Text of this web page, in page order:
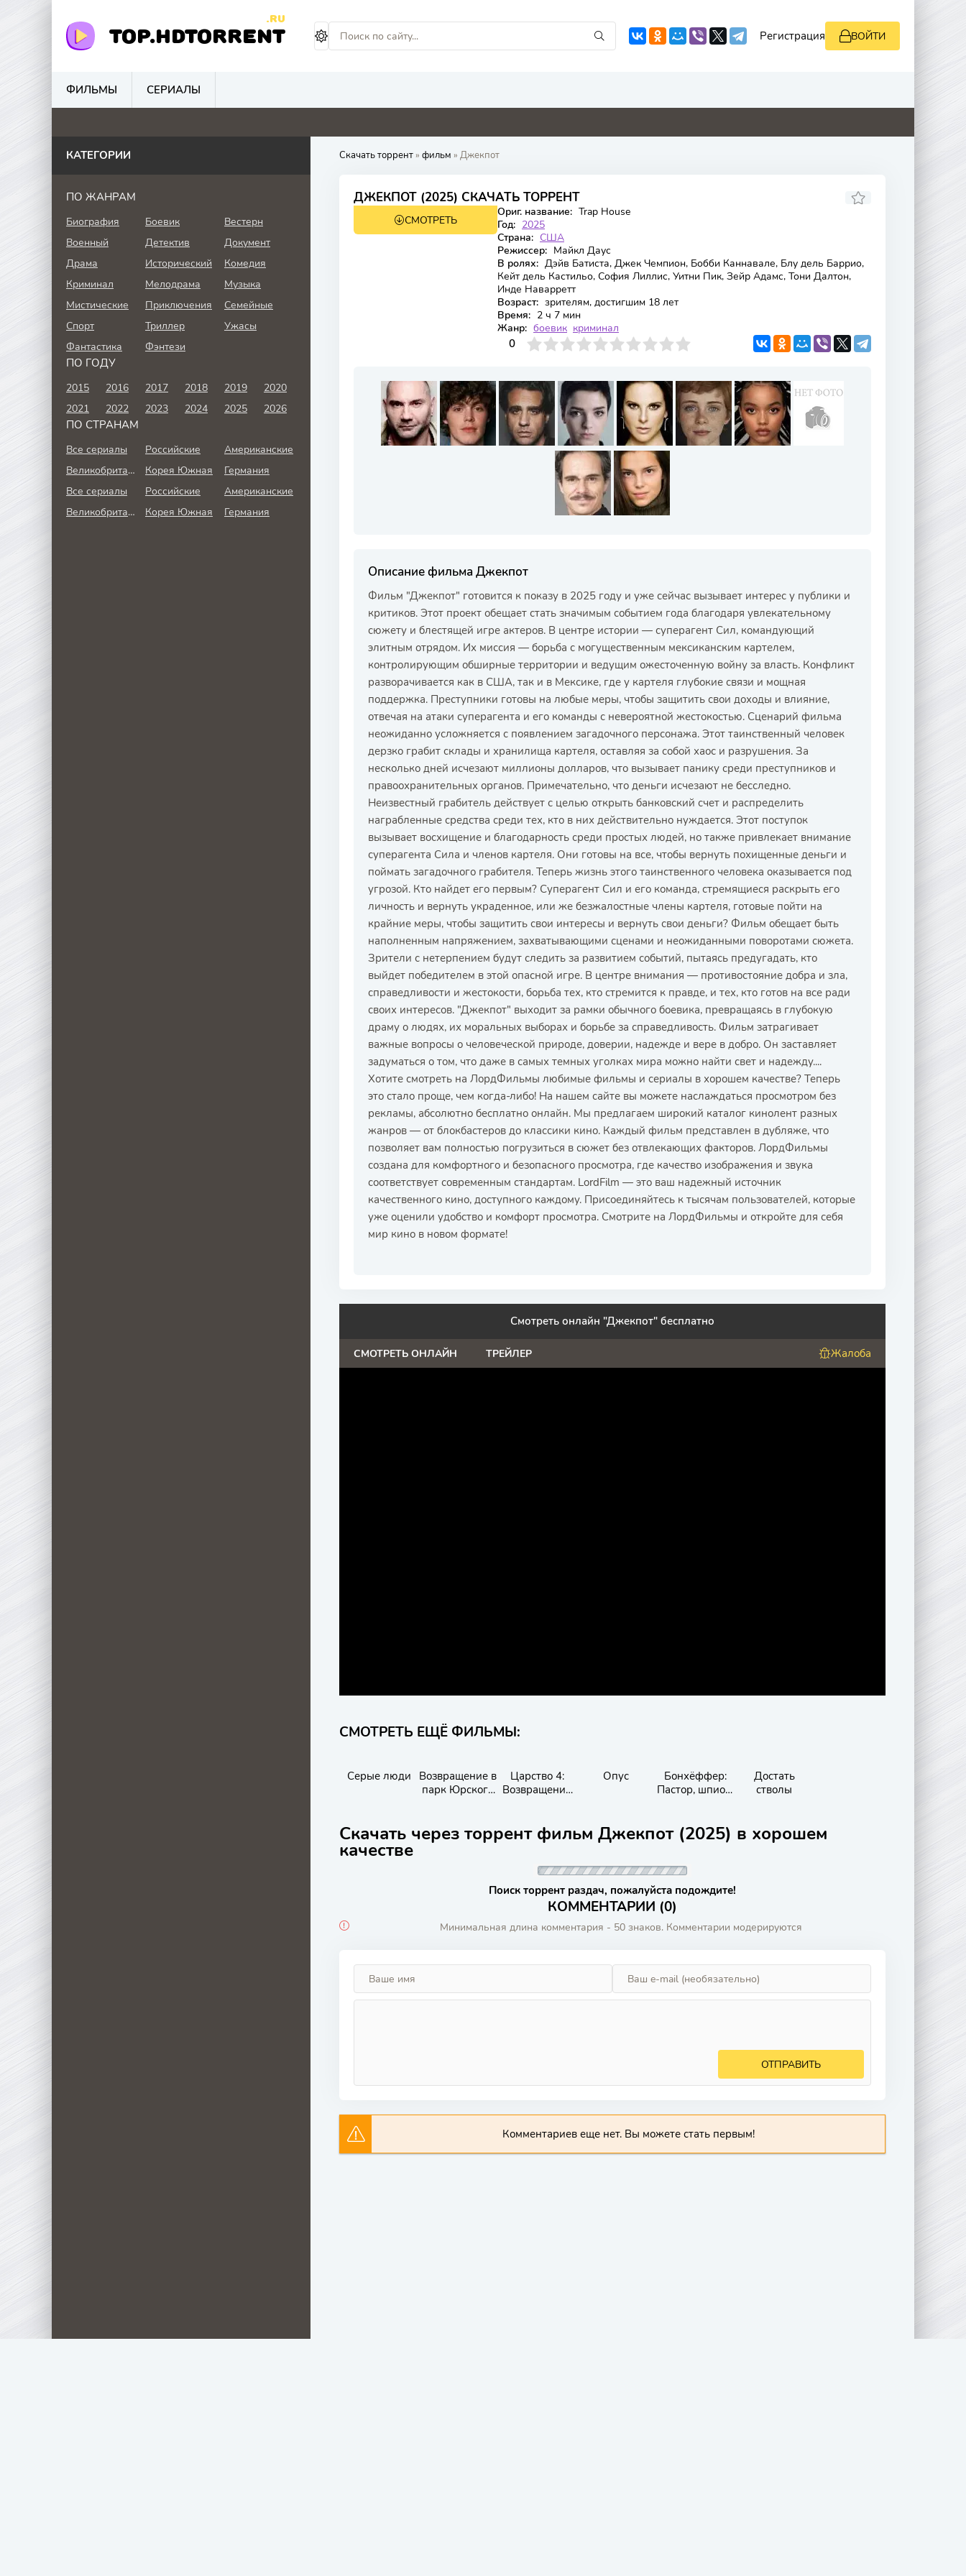
TOP.HDTORRENT
.RU
Регистрация ВОЙТИ
ФИЛЬМЫ СЕРИАЛЫ
0 4.6 0 0 0 0 4.8 0 9 0 0
Скачать торрент» фильм » Джекпот
ДЖЕКПОТ (2025) СКАЧАТЬ ТОРРЕНТ
6.172 5.3
СМОТРЕТЬ
Ориг. название: Trap House
Год: 2025
Страна: США
Режиссер: Майкл Даус
В ролях: Дэйв Батиста, Джек Чемпион, Бобби Каннавале, Блу дель Баррио,
Кейт дель Кастильо, София Лиллис, Уитни Пик, Зейр Адамс, Тони Далтон,
Инде Наварретт
Возраст: зрителям, достигшим 18 лет
Время: 2 ч 7 мин
Жанр: боевик криминал
0
4 6 7 8 9 10
Описание фильма Джекпот
Фильм "Джекпот" готовится к показу в 2025 году и уже сейчас вызывает интерес у публики и
критиков. Этот проект обещает стать значимым событием года благодаря увлекательному
сюжету и блестящей игре актеров. В центре истории — суперагент Сил, командующий
элитным отрядом. Их миссия — борьба с могущественным мексиканским картелем,
контролирующим обширные территории и ведущим ожесточенную войну за власть. Конфликт
разворачивается как в США, так и в Мексике, где у картеля глубокие связи и мощная
поддержка. Преступники готовы на любые меры, чтобы защитить свои доходы и влияние,
отвечая на атаки суперагента и его команды с невероятной жестокостью. Сценарий фильма
неожиданно усложняется с появлением загадочного персонажа. Этот таинственный человек
дерзко грабит склады и хранилища картеля, оставляя за собой хаос и разрушения. За
несколько дней исчезают миллионы долларов, что вызывает панику среди преступников и
правоохранительных органов. Примечательно, что деньги исчезают не бесследно.
Неизвестный грабитель действует с целью открыть банковский счет и распределить
награбленные средства среди тех, кто в них действительно нуждается. Этот поступок
вызывает восхищение и благодарность среди простых людей, но также привлекает внимание
суперагента Сила и членов картеля. Они готовы на все, чтобы вернуть похищенные деньги и
поймать загадочного грабителя. Теперь жизнь этого таинственного человека оказывается под
угрозой. Кто найдет его первым? Суперагент Сил и его команда, стремящиеся раскрыть его
личность и вернуть украденное, или же безжалостные члены картеля, готовые пойти на
крайние меры, чтобы защитить свои интересы и вернуть свои деньги? Фильм обещает быть
наполненным напряжением, захватывающими сценами и неожиданными поворотами сюжета.
Зрители с нетерпением будут следить за развитием событий, пытаясь предугадать, кто
выйдет победителем в этой опасной игре. В центре внимания — противостояние добра и зла,
справедливости и жестокости, борьба тех, кто стремится к правде, и тех, кто готов на все ради
своих интересов. "Джекпот" выходит за рамки обычного боевика, превращаясь в глубокую
драму о людях, их моральных выборах и борьбе за справедливость. Фильм затрагивает
важные вопросы о человеческой природе, доверии, надежде и вере в добро. Он заставляет
задуматься о том, что даже в самых темных уголках мира можно найти свет и надежду....
Хотите смотреть на ЛордФильмы любимые фильмы и сериалы в хорошем качестве? Теперь
это стало проще, чем когда-либо! На нашем сайте вы можете наслаждаться просмотром без
рекламы, абсолютно бесплатно онлайн. Мы предлагаем широкий каталог кинолент разных
жанров — от блокбастеров до классики кино. Каждый фильм представлен в дубляже, что
позволяет вам полностью погрузиться в сюжет без отвлекающих факторов. ЛордФильмы
создана для комфортного и безопасного просмотра, где качество изображения и звука
соответствует современным стандартам. LordFilm — это ваш надежный источник
качественного кино, доступного каждому. Присоединяйтесь к тысячам пользователей, которые
уже оценили удобство и комфорт просмотра. Смотрите на ЛордФильмы и откройте для себя
мир кино в новом формате!
Смотреть онлайн "Джекпот" бесплатно
СМОТРЕТЬ ОНЛАЙН ТРЕЙЛЕР Жалоба
СМОТРЕТЬ ЕЩЁ ФИЛЬМЫ:
Серые люди
Возвращение в
парк Юрского
Царство 4:
Возвращение
Опус
Бонхёффер:
Пастор, шпион,
Достать
стволы
Скачать через торрент фильм Джекпот (2025) в хорошем
качестве
Поиск торрент раздач, пожалуйста подождите!
КОММЕНТАРИИ (0)
Минимальная длина комментария - 50 знаков. Комментарии модерируются
ОТПРАВИТЬ
Комментариев еще нет. Вы можете стать первым!
КАТЕГОРИИ
ПО ЖАНРАМ
Биография Боевик
Вестерн
Военный
Детектив
Документ
Драма
Исторический
Комедия
Криминал
Мелодрама
Музыка
Мистические
Приключения
Семейные
Спорт
Триллер
Ужасы
Фантастика
Фэнтези
ПО ГОДУ
2015 2016 2017 2018 2019
2020
2021
2022 2023 2024 2025 2026
ПО СТРАНАМ
Все сериалы Российские
Американские
Великобритания
Корея Южная
Германия
Все сериалы
Российские
Американские
Великобритания
Корея Южная Германия